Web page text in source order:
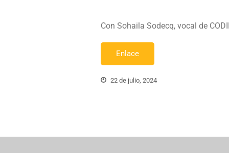
Con Sohaila Sodecq, vocal de
Enlace
22 de julio, 2024